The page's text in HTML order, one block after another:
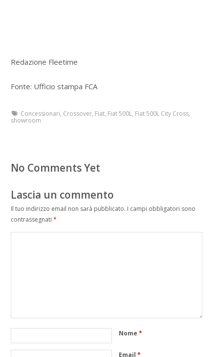
Redazione Fleetime
Fonte: Ufficio stampa FCA
Concessionari, Crossover, Fiat, Fiat 500L, Fiat 500L City Cross,
showroom
No Comments Yet
Lascia un commento
Il tuo indirizzo email non sarà pubblicato. I campi obbligatori sono
contrassegnati *
Nome *
Email *